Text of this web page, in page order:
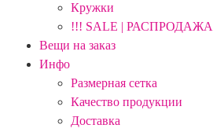
Кружки
!!! SALE | РАСПРОДАЖА
Вещи на заказ
Инфо
Размерная сетка
Качество продукции
Доставка